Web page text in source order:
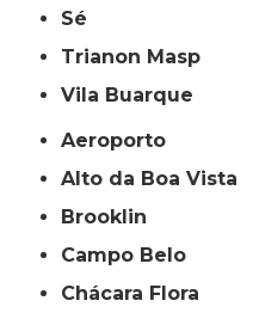
Sé
Trianon Masp
Vila Buarque
Aeroporto
Alto da Boa Vista
Brooklin
Campo Belo
Chácara Flora